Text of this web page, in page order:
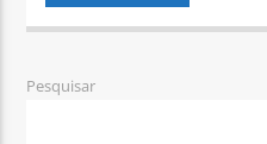
Pesquisar